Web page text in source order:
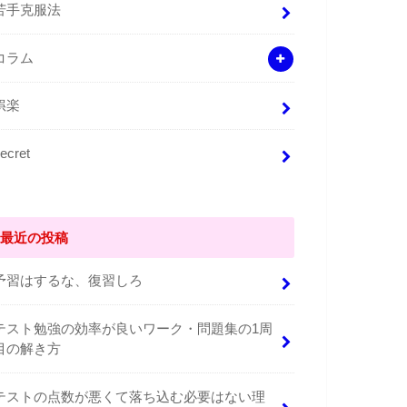
手克服法
ラム
楽
最近の投稿
習はするな、復習しろ
スト勉強の効率が良いワーク・問題集の1周
の解き方
ストの点数が悪くて落ち込む必要はない理